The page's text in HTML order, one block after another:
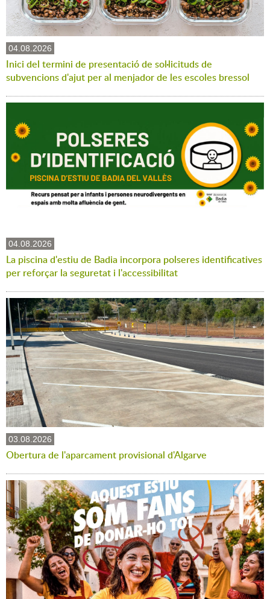
04.08.2026
Inici del termini de presentació de sol·licituds de
subvencions d'ajut per al menjador de les escoles bressol
04.08.2026
La piscina d'estiu de Badia incorpora polseres identificatives
per reforçar la seguretat i l'accessibilitat
03.08.2026
Obertura de l'aparcament provisional d'Algarve